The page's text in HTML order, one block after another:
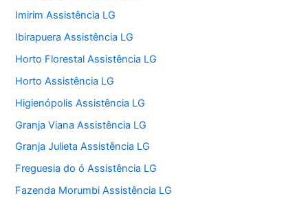
Imirim Assistência LG
Ibirapuera Assistência LG
Horto Florestal Assistência LG
Horto Assistência LG
Higienópolis Assistência LG
Granja Viana Assistência LG
Granja Julieta Assistência LG
Freguesia do ó Assistência LG
Fazenda Morumbi Assistência LG